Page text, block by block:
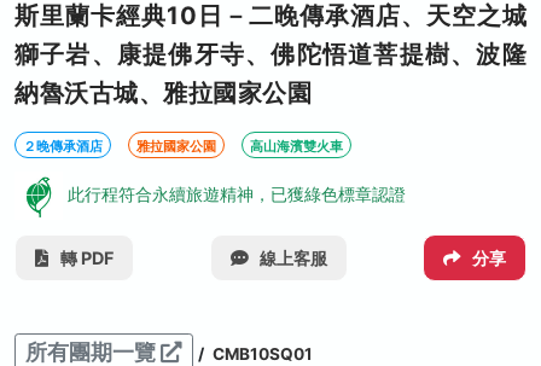
斯里蘭卡經典10日－二晚傳承酒店、天空之城
獅子岩、康提佛牙寺、佛陀悟道菩提樹、波隆
納魯沃古城、雅拉國家公園
２晚傳承酒店 雅拉國家公園 高山海濱雙火車
此行程符合永續旅遊精神，已獲綠色標章認證
轉 PDF 線上客服 分享
所有團期一覽 / CMB10SQ01